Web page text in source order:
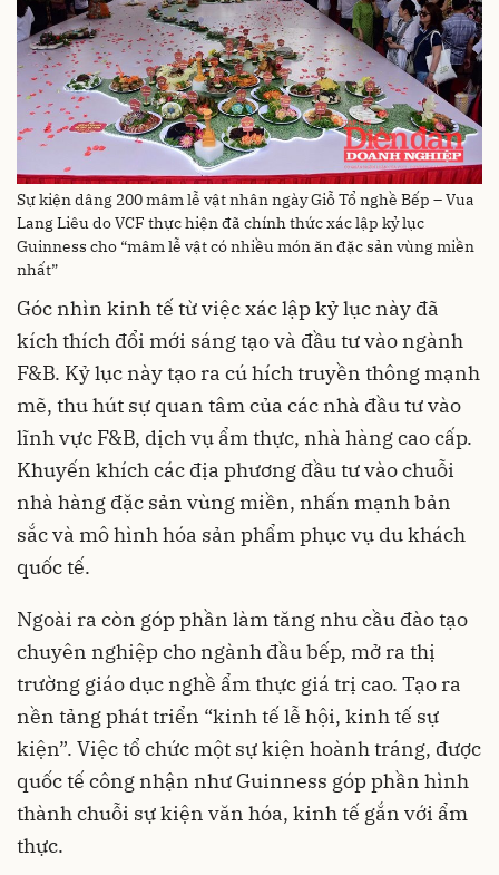
Sự kiện dâng 200 mâm lễ vật nhân ngày Giỗ Tổ nghề Bếp – Vua
Lang Liêu do VCF thực hiện đã chính thức xác lập kỷ lục
Guinness cho “mâm lễ vật có nhiều món ăn đặc sản vùng miền
nhất”
Góc nhìn kinh tế từ việc xác lập kỷ lục này đã
kích thích đổi mới sáng tạo và đầu tư vào ngành
F&B. Kỷ lục này tạo ra cú hích truyền thông mạnh
mẽ, thu hút sự quan tâm của các nhà đầu tư vào
lĩnh vực F&B, dịch vụ ẩm thực, nhà hàng cao cấp.
Khuyến khích các địa phương đầu tư vào chuỗi
nhà hàng đặc sản vùng miền, nhấn mạnh bản
sắc và mô hình hóa sản phẩm phục vụ du khách
quốc tế.
Ngoài ra còn góp phần làm tăng nhu cầu đào tạo
chuyên nghiệp cho ngành đầu bếp, mở ra thị
trường giáo dục nghề ẩm thực giá trị cao. Tạo ra
nền tảng phát triển “kinh tế lễ hội, kinh tế sự
kiện”. Việc tổ chức một sự kiện hoành tráng, được
quốc tế công nhận như Guinness góp phần hình
thành chuỗi sự kiện văn hóa, kinh tế gắn với ẩm
thực.